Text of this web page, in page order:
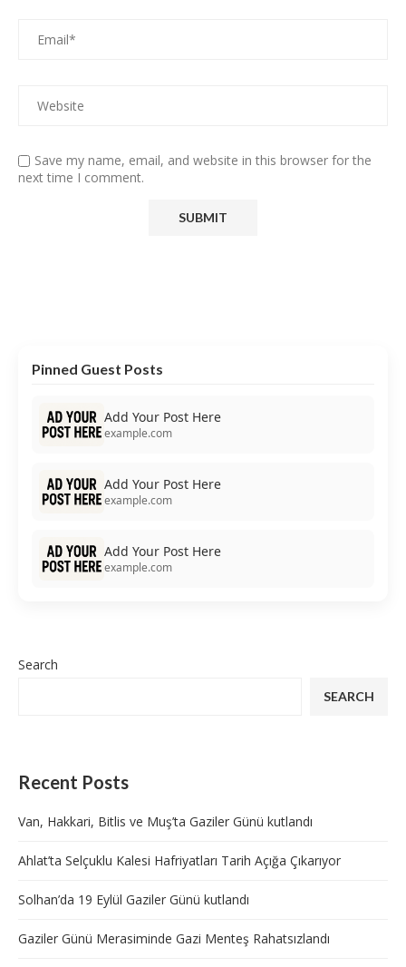
Save my name, email, and website in this browser for the
next time I comment.
Pinned Guest Posts
Add Your Post Here
example.com
Add Your Post Here
example.com
Add Your Post Here
example.com
Search
SEARCH
Recent Posts
Van, Hakkari, Bitlis ve Muş’ta Gaziler Günü kutlandı
Ahlat’ta Selçuklu Kalesi Hafriyatları Tarih Açığa Çıkarıyor
Solhan’da 19 Eylül Gaziler Günü kutlandı
Gaziler Günü Merasiminde Gazi Menteş Rahatsızlandı